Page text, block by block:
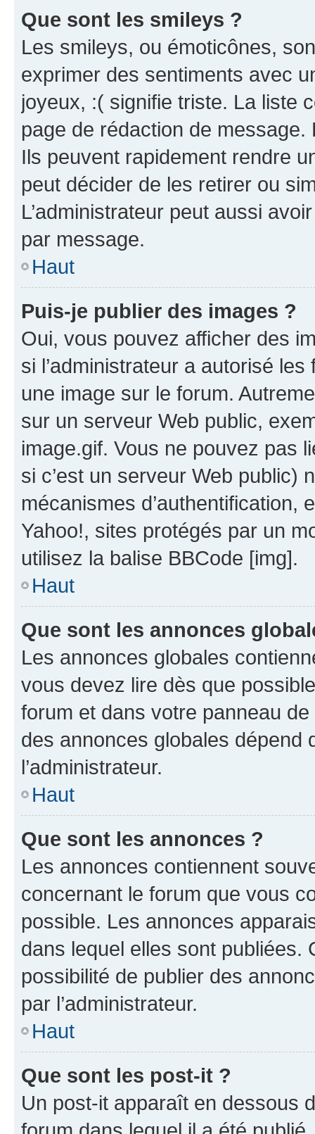
Que sont les smileys ?
Les smileys, ou émoticônes,
exprimer des sentiments avec
joyeux, :( signifie triste. La liste
page de rédaction de
Ils peuvent rapidement rendre
peut décider de les retirer ou
L’administrateur peut aussi
par message.
Haut
Puis-je publier des images ?
Oui, vous pouvez afficher des
si l’administrateur a autorisé
une image sur le forum.
sur un serveur Web public,
image.gif. Vous ne pouvez pas
si c’est un serveur Web public)
mécanismes d’authentification,
Yahoo!, sites protégés par un
utilisez la balise BBCode [img].
Haut
Que sont les annonces
Les annonces globales
vous devez lire dès que
forum et dans votre panneau
des annonces globales dépend
l’administrateur.
Haut
Que sont les annonces ?
Les annonces contiennent
concernant le forum que vous
possible. Les annonces
dans lequel elles sont publiées.
possibilité de publier des
par l’administrateur.
Haut
Que sont les post-it ?
Un post-it apparaît en dessous